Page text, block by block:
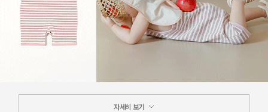
자세히 보기